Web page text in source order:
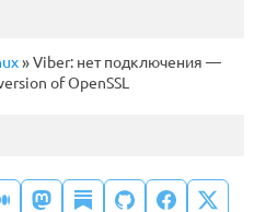
»Viber: нет подключения —
of OpenSSL